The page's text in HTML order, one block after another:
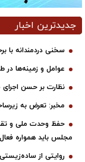
جدیدترین اخبار
سخنی دردمندانه با
عوامل و زمینه‌ها
نظارت بر حسن اجرای
مخبر: تعرض به
حفظ وحدت ملی و
مجلس باید همواره
روایتی از